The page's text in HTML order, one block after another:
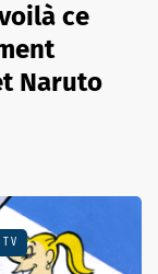
ce
Naruto